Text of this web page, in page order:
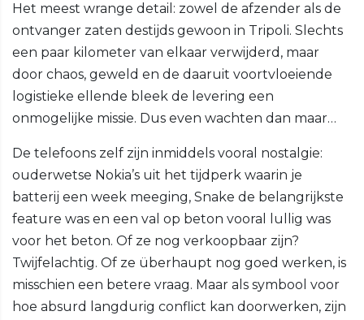
Het meest wrange detail: zowel de afzender als de
ontvanger zaten destijds gewoon in Tripoli. Slechts
een paar kilometer van elkaar verwijderd, maar
door chaos, geweld en de daaruit voortvloeiende
logistieke ellende bleek de levering een
onmogelijke missie. Dus even wachten dan maar…
De telefoons zelf zijn inmiddels vooral nostalgie:
ouderwetse Nokia’s uit het tijdperk waarin je
batterij een week meeging, Snake de belangrijkste
feature was en een val op beton vooral lullig was
voor het beton. Of ze nog verkoopbaar zijn?
Twijfelachtig. Of ze überhaupt nog goed werken, is
misschien een betere vraag. Maar als symbool voor
hoe absurd langdurig conflict kan doorwerken, zijn